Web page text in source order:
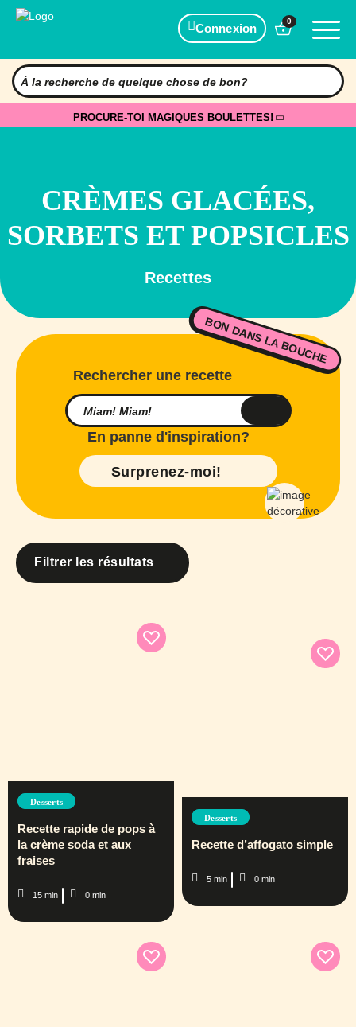
Connexion
0
PROCURE-TOI MAGIQUES BOULETTES!
CRÈMES GLACÉES,
SORBETS ET POPSICLES
Recettes
BON DANS LA BOUCHE
Rechercher une recette
En panne d'inspiration?
Surprenez-moi!
Filtrer les résultats
Desserts
Recette rapide de pops à
la crème soda et aux
fraises
15 min 0 min
Desserts
Recette d’affogato simple
5 min 0 min